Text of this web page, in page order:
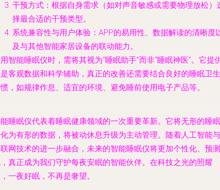
干预方式 ：根据自身需求（如对声音敏感或需要物理放松）
择最合适的干预类型。
系统兼容性与用户体验 ：APP的易用性、数据解读的清晰度
及与其他智能家居设备的联动能力。
智能睡眠仪时，需将其视为“睡眠助手”而非“睡眠神医”。它提
客观数据和科学辅助，真正的改善还需要结合良好的睡眠卫生
，如规律作息、适宜的环境、避免睡前使用电子产品等。
睡眠仪代表着睡眠健康领域的一次重要革新。它将无形的睡眠
为有形的数据，将被动休息升级为主动管理。随着人工智能与
网技术的进一步融合，未来的智能睡眠仪将更加个性化、预测
真正成为我们守护每夜安眠的智能伙伴。在科技之光的照耀
一夜好眠，不再是奢望。